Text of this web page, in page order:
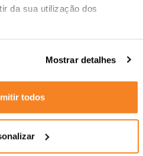
da sua utilização dos
Mostrar detalhes
todos